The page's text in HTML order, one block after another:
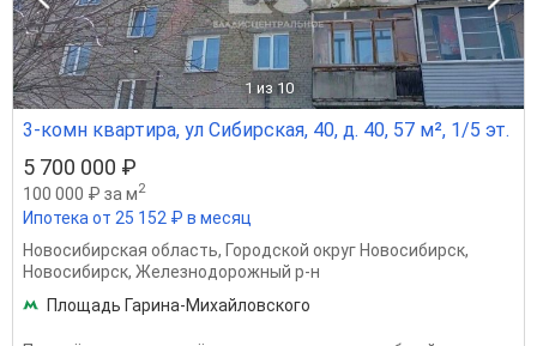
1 из 10
3-комн квартира, ул Сибирская, 40, д. 40, 57 м², 1/5 эт.
5 700 000 ₽
100 000 ₽ за м2
Ипотека от 25 152 ₽ в месяц
Новосибирская область, Городской округ Новосибирск,
Новосибирск, Железнодорожный р-н
Площадь Гарина-Михайловского